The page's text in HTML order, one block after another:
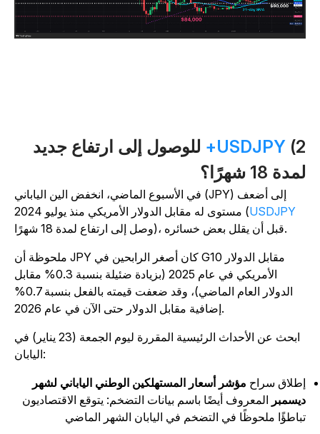
USDJPY+ للوصول إلى ارتفاع جديد
18 شهرًا؟
في الأسبوع الماضي، انخفض الين الياباني (JPY) إلى أضعف
مستوى له مقابل الدولار الأمريكي منذ يوليو 2024 (USDJPY
ملحوظة أن JPY كان أصغر الرابحين في G10 مقابل الدولار
الأمريكي في عام 2025 (بزيادة ضئيلة بنسبة 0.3% مقابل
الدولار العام الماضي)، وقد ضعفت قيمته بالفعل بنسبة 0.7%
ابحث عن الأحداث الرئيسية المقررة ليوم الجمعة (23 يناير) في
سراحمؤشر أسعار المستهلكين الوطني الياباني لشهر
المعروف أيضًا باسم بيانات التضخم: يتوقع الاقتصاديون
ملحوظًا في التضخم في اليابان الشهر الماضي